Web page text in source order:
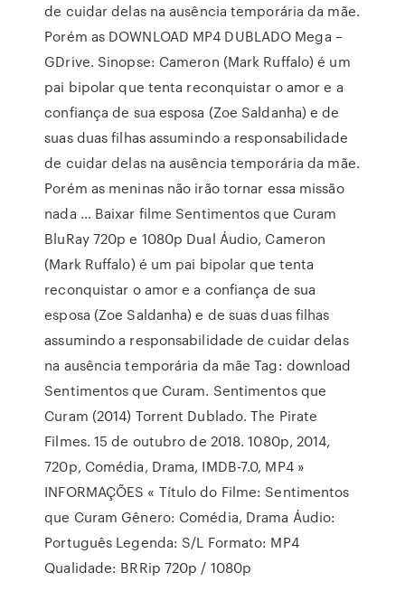
de cuidar delas na ausência temporária da mãe.
Porém as DOWNLOAD MP4 DUBLADO Mega –
GDrive. Sinopse: Cameron (Mark Ruffalo) é um
pai bipolar que tenta reconquistar o amor e a
confiança de sua esposa (Zoe Saldanha) e de
suas duas filhas assumindo a responsabilidade
de cuidar delas na ausência temporária da mãe.
Porém as meninas não irão tornar essa missão
nada … Baixar filme Sentimentos que Curam
BluRay 720p e 1080p Dual Áudio, Cameron
(Mark Ruffalo) é um pai bipolar que tenta
reconquistar o amor e a confiança de sua
esposa (Zoe Saldanha) e de suas duas filhas
assumindo a responsabilidade de cuidar delas
na ausência temporária da mãe Tag: download
Sentimentos que Curam. Sentimentos que
Curam (2014) Torrent Dublado. The Pirate
Filmes. 15 de outubro de 2018. 1080p, 2014,
720p, Comédia, Drama, IMDB-7.0, MP4 »
INFORMAÇÕES « Título do Filme: Sentimentos
que Curam Gênero: Comédia, Drama Áudio:
Português Legenda: S/L Formato: MP4
Qualidade: BRRip 720p / 1080p